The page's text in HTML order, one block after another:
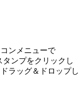
ンメニューで
タンプをクリックし
ラッグ＆ドロップし